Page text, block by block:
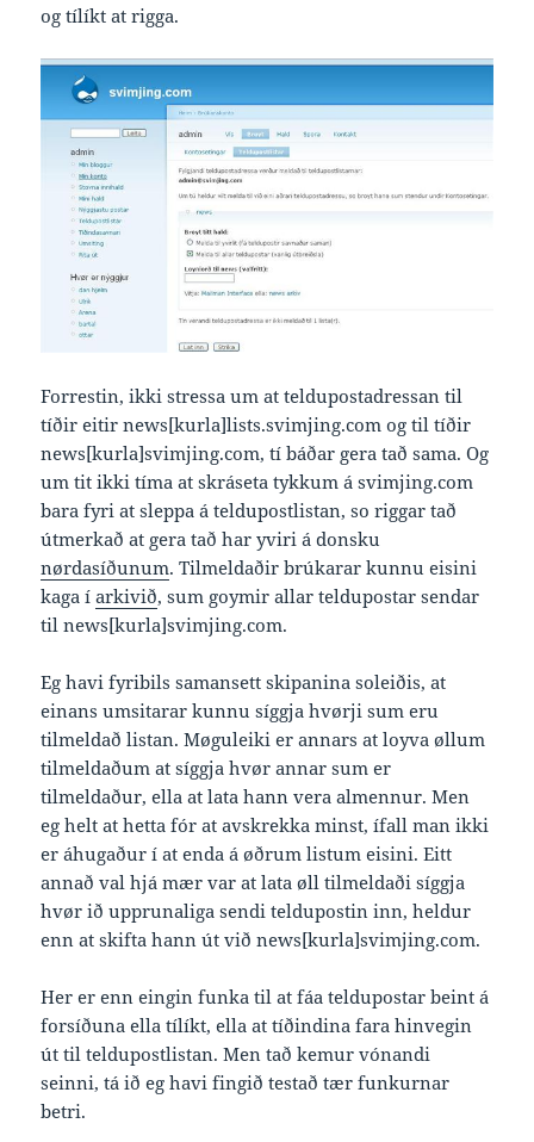
og tílíkt at rigga.
Forrestin, ikki stressa um at teldupostadressan til
tíðir eitir news[kurla]lists.svimjing.com og til tíðir
news[kurla]svimjing.com, tí báðar gera tað sama. Og
um tit ikki tíma at skráseta tykkum á svimjing.com
bara fyri at sleppa á teldupostlistan, so riggar tað
útmerkað at gera tað har yviri á donsku
nørdasíðunum. Tilmeldaðir brúkarar kunnu eisini
kaga íarkivið, sum goymir allar teldupostar sendar
til news[kurla]svimjing.com.
Eg havi fyribils samansett skipanina soleiðis, at
einans umsitarar kunnu síggja hvørji sum eru
tilmeldað listan. Møguleiki er annars at loyva øllum
tilmeldaðum at síggja hvør annar sum er
tilmeldaður, ella at lata hann vera almennur. Men
eg helt at hetta fór at avskrekka minst, ífall man ikki
er áhugaður í at enda á øðrum listum eisini. Eitt
annað val hjá mær var at lata øll tilmeldaði síggja
hvør ið upprunaliga sendi teldupostin inn, heldur
enn at skifta hann út við news[kurla]svimjing.com.
Her er enn eingin funka til at fáa teldupostar beint á
forsíðuna ella tílíkt, ella at tíðindina fara hinvegin
út til teldupostlistan. Men tað kemur vónandi
seinni, tá ið eg havi fingið testað tær funkurnar
betri.